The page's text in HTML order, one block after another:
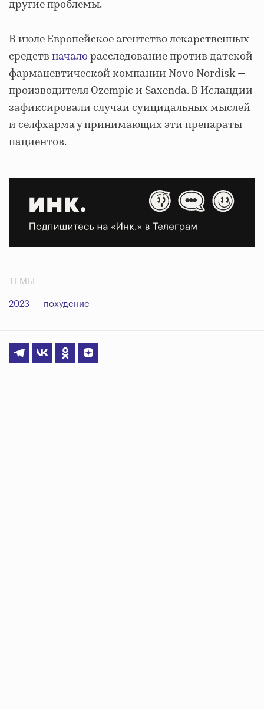
другие проблемы.
В июле Европейское агентство лекарственных
средствначалорасследование против датской
фармацевтической компании Novo Nordisk —
производителя Ozempic и Saxenda. В Исландии
зафиксировали случаи суицидальных мыслей
и селфхарма у принимающих эти препараты
пациентов.
ТЕМЫ
2023 похудение